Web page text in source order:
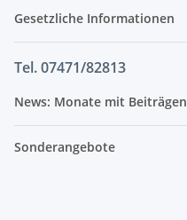
Gesetzliche Informationen
Tel. 07471/82813
News: Monate mit Beiträgen
Sonderangebote